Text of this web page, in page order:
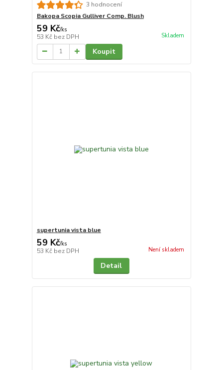
3 hodnocení
Bakopa Scopia Gulliver Comp. Blush
59 Kč/ks
53 Kč bez DPH Skladem
Koupit
supertunia vista blue
59 Kč/ks
53 Kč bez DPH Není skladem
Detail